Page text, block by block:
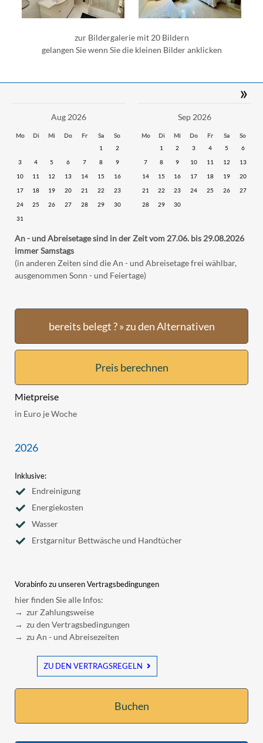
zur Bildergalerie mit 20 Bildern
gelangen Sie wenn Sie die kleinen Bilder anklicken
»
Aug 2026
Mo Di Mi Do Fr Sa
So
1
2
3
4 5 6 7 8
9
10
11 12 13 14 15
16
17
18 19 20 21 22
23
24
25 26 27 28 29
30
31
Sep 2026
Mo Di Mi Do Fr Sa
So
1
2 3 4 5
6
7
8 9 10 11 12
13
14
15 16 17 18 19
20
21
22 23 24 25 26
27
28
29 30
An - und Abreisetage sind in der Zeit vom 27.06. bis 29.08.2026
immer Samstags
(in anderen Zeiten sind die An - und Abreisetage frei wählbar,
ausgenommen Sonn - und Feiertage)
bereits belegt ? » zu den Alternativen
Preis berechnen
Mietpreise
in Euro je Woche
2026
Inklusive:
Endreinigung
Energiekosten
Wasser
Erstgarnitur Bettwäsche und Handtücher
Vorabinfo zu unseren Vertragsbedingungen
hier finden Sie alle Infos:
→ zur Zahlungsweise
→ zu den Vertragsbedingungen
→ zu An - und Abreisezeiten
ZU DEN VERTRAGSREGELN
Buchen